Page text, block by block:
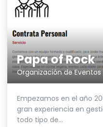
Papa of Rock
Organización de
Empezamos en el año
gran experiencia en
todo tipo de...